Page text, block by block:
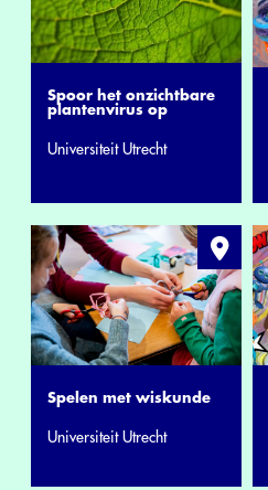
Spoor het onzichtbare
plantenvirus op
Universiteit Utrecht
Spelen met wiskunde
Universiteit Utrecht